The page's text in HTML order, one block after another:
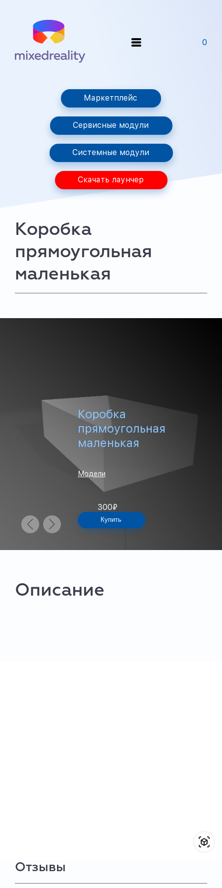
0
Маркетплейс
Сервисные модули
Системные модули
Скачать лаунчер
Коробка
прямоугольная
маленькая
Коробка
прямоугольная
маленькая
Модели
300₽
Купить
Описание
Отзывы